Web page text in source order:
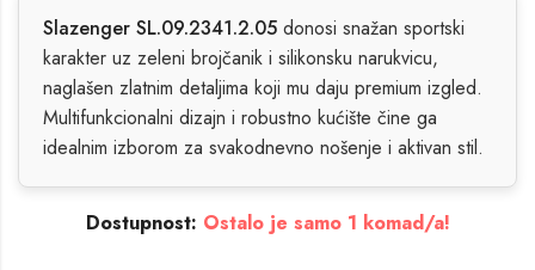
Slazenger SL.09.2341.2.05 donosi snažan sportski
karakter uz zeleni brojčanik i silikonsku narukvicu,
naglašen zlatnim detaljima koji mu daju premium izgled.
Multifunkcionalni dizajn i robustno kućište čine ga
idealnim izborom za svakodnevno nošenje i aktivan stil.
Dostupnost: Ostalo je samo 1 komad/a!